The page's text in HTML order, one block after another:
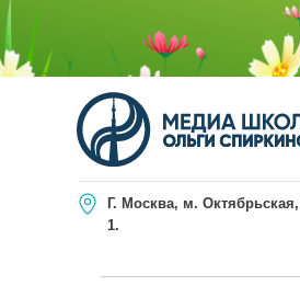
Г. Москва, м.
1.